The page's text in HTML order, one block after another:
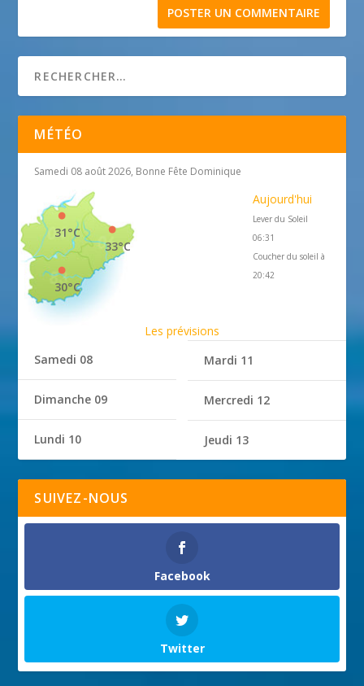
MÉTÉO
Samedi 08 août 2026, Bonne Fête Dominique
33°C
31°C
30°C
Aujourd'hui
Lever du Soleil
06:31
Coucher du soleil à
20:42
Les prévisions
Samedi 08
Dimanche 09
Lundi 10
Mardi 11
Mercredi 12
Jeudi 13
SUIVEZ-NOUS
Facebook
Twitter